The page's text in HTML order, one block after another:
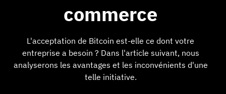
commerce
L'acceptation de Bitcoin est-elle ce dont votre
entreprise a besoin ? Dans l'article suivant, nous
analyserons les avantages et les inconvénients d'une
telle initiative.